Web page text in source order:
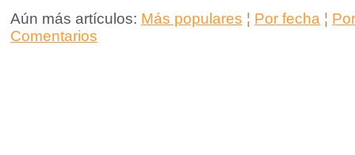
Aún más artículos: Más populares ¦ Por fecha ¦
Comentarios